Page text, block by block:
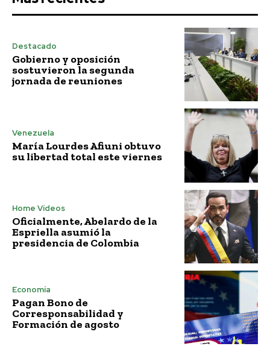
Destacado
Gobierno y oposición
sostuvieron la segunda
jornada de reuniones
Venezuela
María Lourdes Afiuni obtuvo
su libertad total este viernes
Home Vídeos
Oficialmente, Abelardo de la
Espriella asumió la
presidencia de Colombia
Economía
Pagan Bono de
Corresponsabilidad y
Formación de agosto